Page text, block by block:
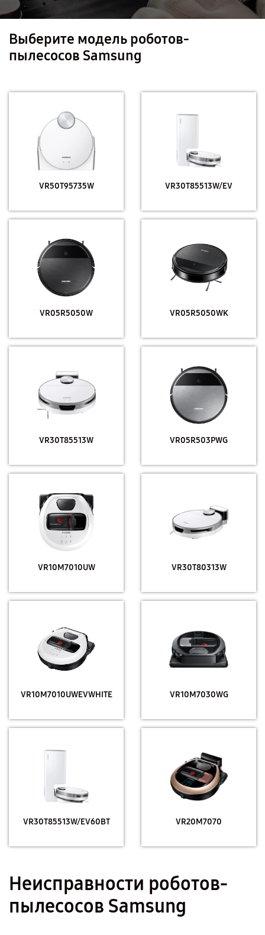
Выберите модель роботов-
пылесосов Samsung
VR50T95735W VR30T85513W/EV
VR05R5050W VR05R5050WK
VR30T85513W VR05R503PWG
VR10M7010UW VR30T80313W
VR10M7010UWEVWHITE VR10M7030WG
VR30T85513W/EV60ВТ VR20M7070
Неисправности роботов-
пылесосов Samsung